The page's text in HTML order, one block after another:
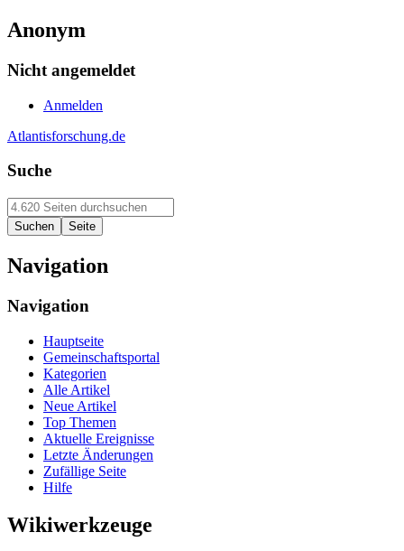
Anonym
Nicht angemeldet
Anmelden
Atlantisforschung.de
Suche
Navigation
Navigation
Hauptseite
Gemeinschaftsportal
Kategorien
Alle Artikel
Neue Artikel
Top Themen
Aktuelle Ereignisse
Letzte Änderungen
Zufällige Seite
Hilfe
Wikiwerkzeuge